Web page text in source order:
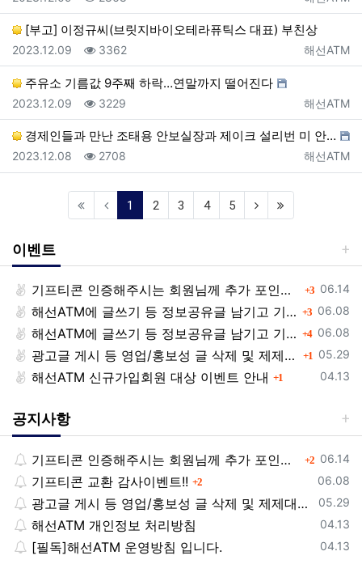
[부고] 이정규씨(브릿지바이오테라퓨틱스 대표) 부친상
등록자
해선ATM
등록일
2023.12.09 조회
3362
주유소 기름값 9주째 하락…연말까지 떨어진다
등록자
해선ATM
등록일
2023.12.09 조회
3229
경제인들과 만난 조태용 안보실장과 제이크 설리번 미 안…
등록자
해선ATM
등록일
2023.12.08 조회
2708
1 (current)
2 3 4 5
이벤트
등록일
06.14
기프티콘 인증해주시는 회원님께 추가 포인트 쏩니다!! 3댓글
등록일
06.08
해선ATM에 글쓰기 등 정보공유글 남기고 기프티콘 받자! 3댓글
등록일
06.08
해선ATM에 글쓰기 등 정보공유글 남기고 기프티콘 받자! 4댓글
등록일
05.29
광고글 게시 등 영업/홍보성 글 삭제 및 제제대상입니다. 1댓글
등록일
04.13
해선ATM 신규가입회원 대상 이벤트 안내 1
공지사항
등록일
06.14
기프티콘 인증해주시는 회원님께 추가 포인트 쏩니다!! 2댓글
등록일
06.08
기프티콘 교환 감사이벤트!! 2댓글
등록일
05.29
광고글 게시 등 영업/홍보성 글 삭제 및 제제대상입니다.
등록일
04.13
해선ATM 개인정보 처리방침
등록일
04.13
[필독]해선ATM 운영방침 입니다.